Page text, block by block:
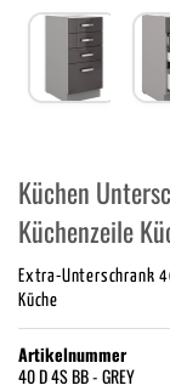
Küchen
Küchenzeile
Extra-Unterschrank
Küche
Artikelnummer
40 D 4S BB - GREY